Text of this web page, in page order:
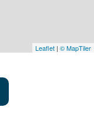
Leaflet | © MapTiler